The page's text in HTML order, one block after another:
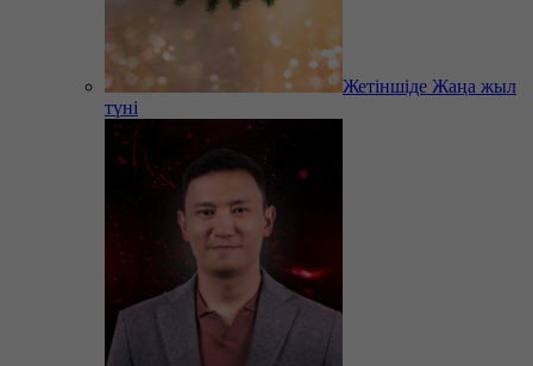
Жетіншіде Жаңа жыл
түні